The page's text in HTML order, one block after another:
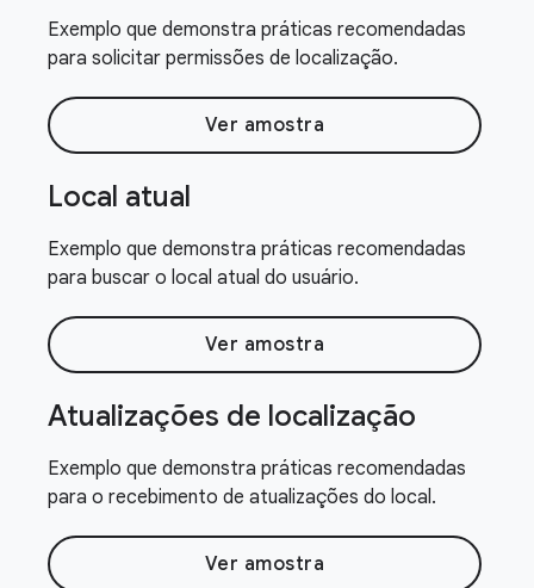
Exemplo que demonstra práticas recomendadas
para solicitar permissões de localização.
Ver amostra
Local atual
Exemplo que demonstra práticas recomendadas
para buscar o local atual do usuário.
Ver amostra
Atualizações de localização
Exemplo que demonstra práticas recomendadas
para o recebimento de atualizações do local.
Ver amostra